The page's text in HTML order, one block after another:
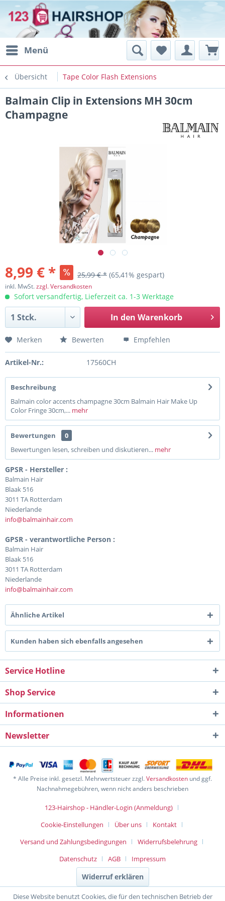
Menü
Übersicht Tape Color Flash Extensions
Balmain Clip in Extensions MH 30cm
Champagne
8,99 € * 25,99 € * (65,41% gespart)
inkl. MwSt.zzgl. Versandkosten
Sofort versandfertig, Lieferzeit ca. 1-3 Werktage
In den Warenkorb
Merken Bewerten Empfehlen
Artikel-Nr.: 17560CH
Beschreibung
Balmain color accents champagne 30cm Balmain Hair Make Up
Color Fringe 30cm,... mehr
Bewertungen
0
Bewertungen lesen, schreiben und diskutieren... mehr
GPSR - Hersteller :
Balmain Hair
Blaak 516
3011 TA Rotterdam
Niederlande
info@balmainhair.com
GPSR - verantwortliche Person :
Balmain Hair
Blaak 516
3011 TA Rotterdam
Niederlande
info@balmainhair.com
Ähnliche Artikel
Kunden haben sich ebenfalls angesehen
Service Hotline
Shop Service
Informationen
Newsletter
* Alle Preise inkl. gesetzl. Mehrwertsteuer zzgl.Versandkosten und ggf.
Nachnahmegebühren, wenn nicht anders beschrieben
123-Hairshop - Händler-Login (Anmeldung)
Cookie-Einstellungen
Über uns
Kontakt
Versand und Zahlungsbedingungen
Widerrufsbelehrung
Datenschutz
AGB Impressum
Widerruf erklären
Diese Website benutzt Cookies, die für den technischen Betrieb der